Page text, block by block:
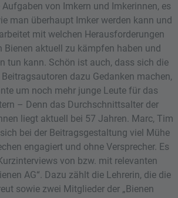
von Imkern und Imkerinnen, es
man überhaupt Imker werden kann und
mit welchen Herausforderungen
Bienen aktuell zu kämpfen haben und
tun kann. Schön ist auch, dass sich die
dazu Gedanken machen,
um noch mehr junge Leute für das
– Denn das Durchschnittsalter der
liegt aktuell bei 57 Jahren. Marc, Tim
bei der Beitragsgestaltung viel Mühe
engagiert und ohne Versprecher. Es
von bzw. mit relevanten
AG“. Dazu zählt die Lehrerin, die die
sowie zwei Mitglieder der „Bienen